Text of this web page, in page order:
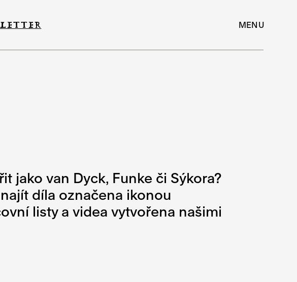
MENU
jako van Dyck, Funke či Sýkora?
díla označena ikonou
listy a videa vytvořena našimi